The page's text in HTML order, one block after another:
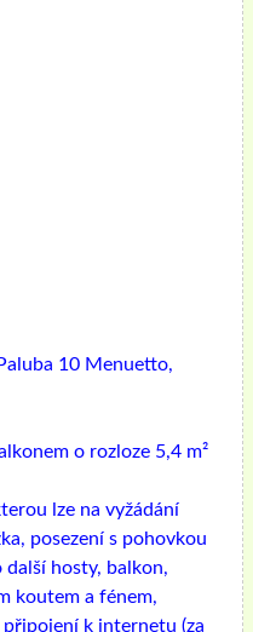
10 Menuetto,
o rozloze 5,4 m²
lze na vyžádání
posezení s pohovkou
hosty, balkon,
koutem a fénem,
k internetu (za